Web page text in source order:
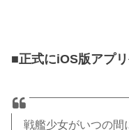
■正式にiOS版アプ
戦艦少女がいつの間